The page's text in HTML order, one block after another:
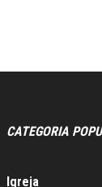
CATEGORIA
Igreja